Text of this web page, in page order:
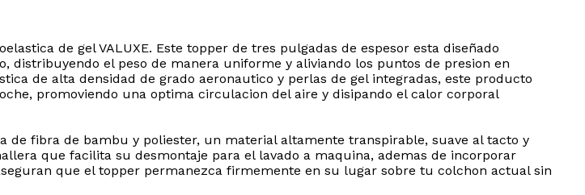
de gel VALUXE. Este topper de tres pulgadas de espesor esta diseñado
el peso de manera uniforme y aliviando los puntos de presion en
de alta densidad de grado aeronautico y perlas de gel integradas, este producto
promoviendo una optima circulacion del aire y disipando el calor corporal
fibra de bambu y poliester, un material altamente transpirable, suave al tacto y
que facilita su desmontaje para el lavado a maquina, ademas de incorporar
que el topper permanezca firmemente en su lugar sobre tu colchon actual sin